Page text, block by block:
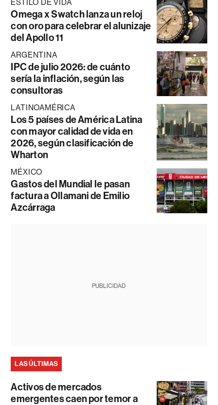
ESTILO DE VIDA
Omega x Swatch lanza un reloj
con oro para celebrar el alunizaje
del Apollo 11
ARGENTINA
IPC de julio 2026: de cuánto
sería la inflación, según las
consultoras
LATINOAMÉRICA
Los 5 países de América Latina
con mayor calidad de vida en
2026, según clasificación de
Wharton
MÉXICO
Gastos del Mundial le pasan
factura a Ollamani de Emilio
Azcárraga
PUBLICIDAD
LAS ÚLTIMAS
Activos de mercados
emergentes caen por temor a